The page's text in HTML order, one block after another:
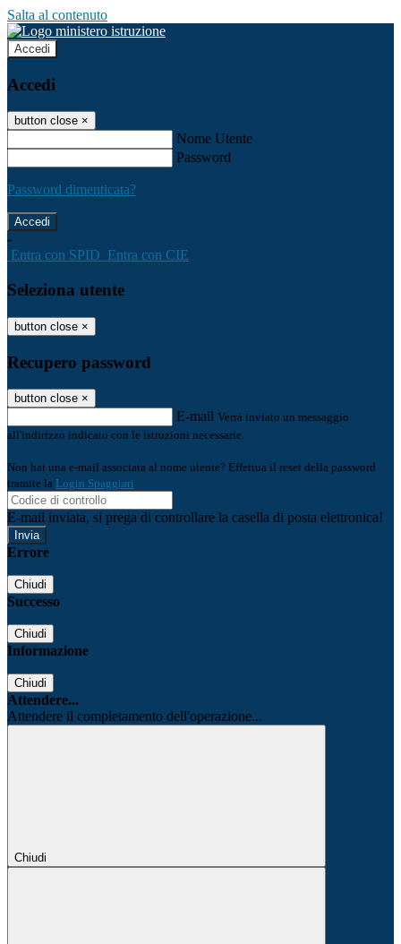
Salta al contenuto
Accedi
Accedi
button close ×
Nome Utente
Password
Password dimenticata?
-
Entra con SPID Entra con CIE
Seleziona utente
button close ×
Recupero password
button close ×
E-mail Verrà inviato un messaggio
all'indirizzo indicato con le istruzioni necessarie.
Non hai una e-mail associata al nome utente? Effettua il reset della password
tramite la Login Spaggiari
E-mail inviata, si prega di controllare la casella di posta elettronica!
Errore
Chiudi
Successo
Chiudi
Informazione
Chiudi
Attendere...
Attendere il completamento dell'operazione...
Chiudi